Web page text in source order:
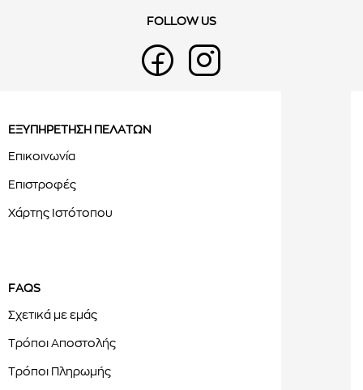
FOLLOW US
ΕΞΥΠΗΡΕΤΗΣΗ ΠΕΛΑΤΩΝ
Επικοινωνία
Επιστροφές
Χάρτης Ιστότοπου
FAQS
Σχετικά με εμάς
Τρόποι Αποστολής
Τρόποι Πληρωμής